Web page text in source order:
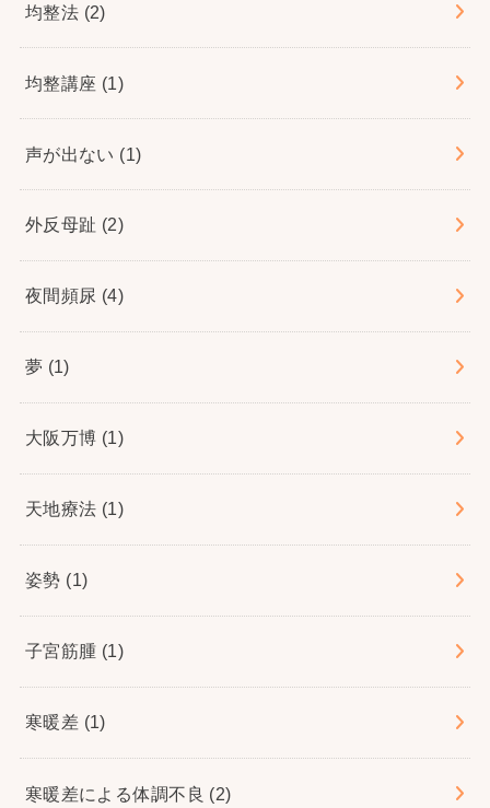
均整法 (2)
均整講座 (1)
声が出ない (1)
外反母趾 (2)
夜間頻尿 (4)
夢 (1)
大阪万博 (1)
天地療法 (1)
姿勢 (1)
子宮筋腫 (1)
寒暖差 (1)
寒暖差による体調不良 (2)